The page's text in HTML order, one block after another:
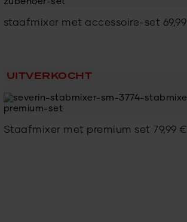
staafmixer met accessoire-set 69,99
UITVERKOCHT
Staafmixer met premium set 79,99€